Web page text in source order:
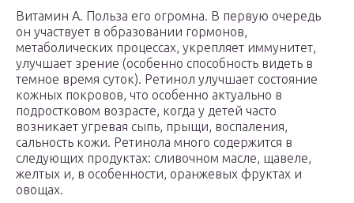
Витамин А. Польза его огромна. В первую очередь
он участвует в образовании гормонов,
метаболических процессах, укрепляет иммунитет,
улучшает зрение (особенно способность видеть в
темное время суток). Ретинол улучшает состояние
кожных покровов, что особенно актуально в
подростковом возрасте, когда у детей часто
возникает угревая сыпь, прыщи, воспаления,
сальность кожи. Ретинола много содержится в
следующих продуктах: сливочном масле, щавеле,
желтых и, в особенности, оранжевых фруктах и
овощах.